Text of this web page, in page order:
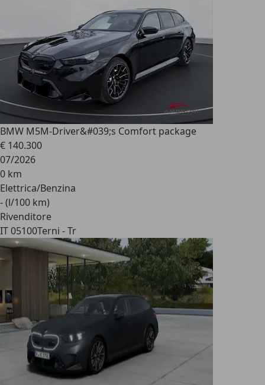
BMW M5M-Driver&#039;s Comfort package
€ 140.300
07/2026
0 km
Elettrica/Benzina
- (l/100 km)
Rivenditore
IT 05100Terni - Tr